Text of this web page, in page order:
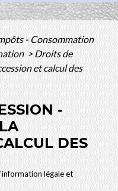
- Consommation
> Droits de
et calcul des
-
DES
légale et